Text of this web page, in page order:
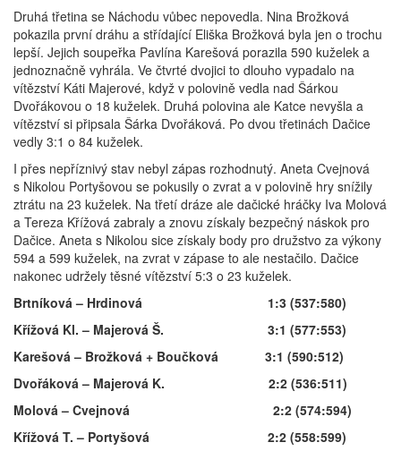
Druhá třetina se Náchodu vůbec nepovedla. Nina Brožková
pokazila první dráhu a střídající Eliška Brožková byla jen o trochu
lepší. Jejich soupeřka Pavlína Karešová porazila 590 kuželek a
jednoznačně vyhrála. Ve čtvrté dvojici to dlouho vypadalo na
vítězství Káti Majerové, když v polovině vedla nad Šárkou
Dvořákovou o 18 kuželek. Druhá polovina ale Katce nevyšla a
vítězství si připsala Šárka Dvořáková. Po dvou třetinách Dačice
vedly 3:1 o 84 kuželek.
I přes nepříznivý stav nebyl zápas rozhodnutý. Aneta Cvejnová
s Nikolou Portyšovou se pokusily o zvrat a v polovině hry snížily
ztrátu na 23 kuželek. Na třetí dráze ale dačické hráčky Iva Molová
a Tereza Křížová zabraly a znovu získaly bezpečný náskok pro
Dačice. Aneta s Nikolou sice získaly body pro družstvo za výkony
594 a 599 kuželek, na zvrat v zápase to ale nestačilo. Dačice
nakonec udržely těsné vítězství 5:3 o 23 kuželek.
Brtníková – Hrdinová 1:3 (537:580)
Křížová Kl. – Majerová Š. 3:1 (577:553)
Karešová – Brožková + Boučková 3:1 (590:512)
Dvořáková – Majerová K. 2:2 (536:511)
Molová – Cvejnová 2:2 (574:594)
Křížová T. – Portyšová 2:2 (558:599)